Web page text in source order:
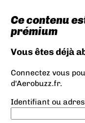
Ce contenu
prémium
Vous êtes déjà
Connectez vous
d'Aerobuzz.fr.
Identifiant ou